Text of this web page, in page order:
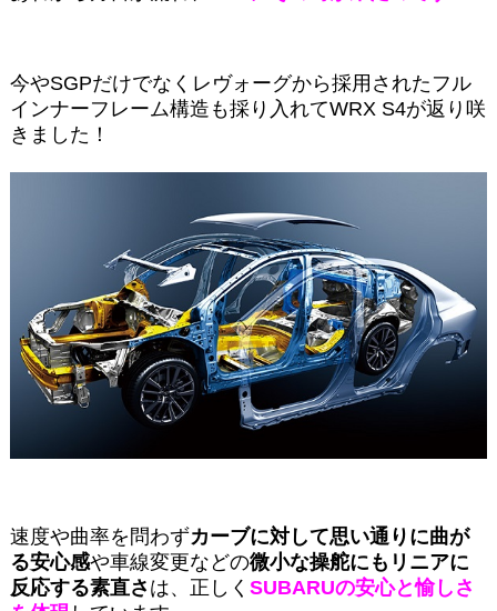
今やSGPだけでなくレヴォーグから採用されたフル
インナーフレーム構造も採り入れてWRX S4が返り咲
きました！
速度や曲率を問わずカーブに対して思い通りに曲が
る安心感や車線変更などの微小な操舵にもリニアに
反応する素直さ は、正しく SUBARUの安心と愉しさ